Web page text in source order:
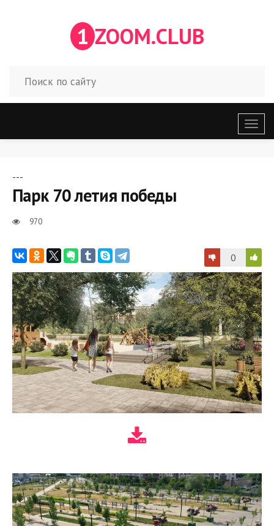
1 ZOOM.CLUB
меню
---
Парк 70 летия победы
970
0